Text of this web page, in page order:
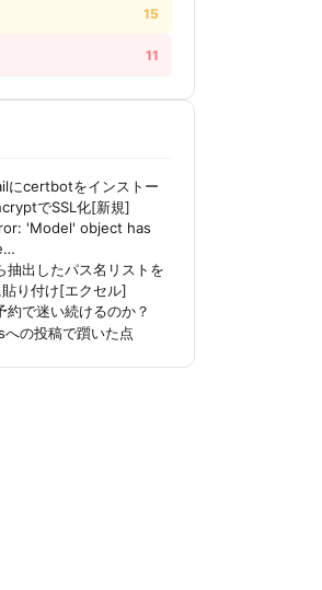
15
11
にcertbotをインストー
でSSL化[新規]
'Model' object has
抽出したパス名リストを
り付け[エクセル]
約で迷い続けるのか？
への投稿で躓いた点